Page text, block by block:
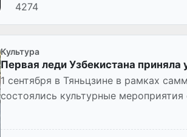
4274
Культура
Первая леди Узбекистана приняла
1 сентября в Тяньцзине в рамках
состоялись культурные мероприятия